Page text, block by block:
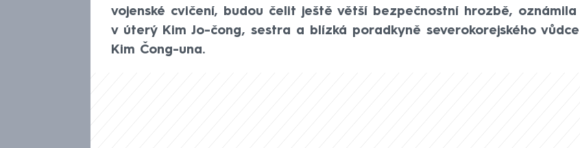
vojenské cvičení, budou čelit ještě větší bezpečnostní hrozbě, oznámila
v úterý Kim Jo-čong, sestra a blízká poradkyně severokorejského vůdce
Kim Čong-una.